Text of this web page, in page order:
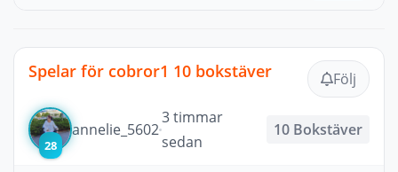
Spelar för cobror1 10 bokstäver Följ
28
annelie_5602
3 timmar
sedan
10 Bokstäver